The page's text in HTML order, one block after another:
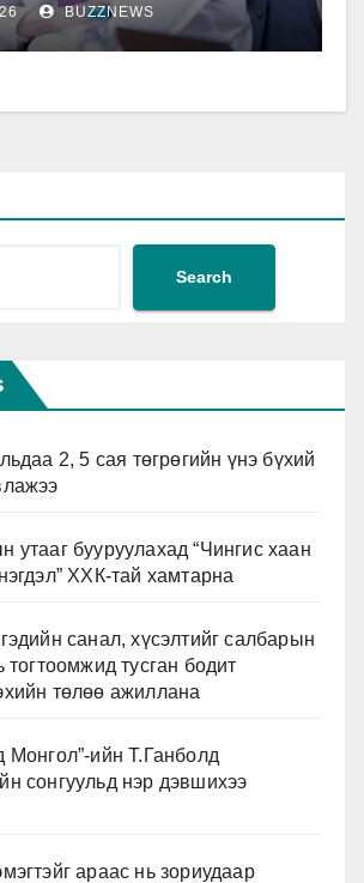
BUZZNEWS
Search
2, 5 сая төгрөгийн үнэ бүхий
утааг бууруулахад “Чингис хаан
ХХК-тай хамтарна
санал, хүсэлтийг салбарын
тогтоомжид тусган бодит
төлөө ажиллана
Монгол”-ийн Т.Ганболд
сонгуульд нэр дэвшихээ
араас нь зориудаар